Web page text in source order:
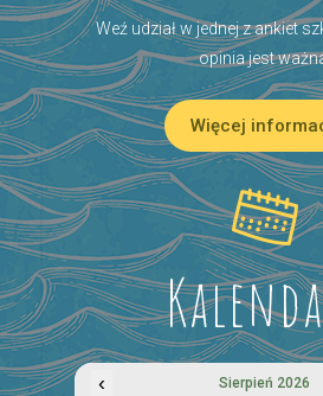
Weź udział w jednej z ankiet
opinia jest
Więcej
‹ Sierpień 2026